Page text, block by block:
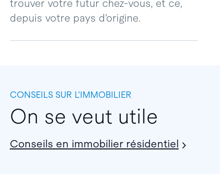
trouver votre futur chez-vous, et ce,
depuis votre pays d’origine.
CONSEILS SUR L’IMMOBILIER
On se veut utile
Conseils en immobilier résidentiel